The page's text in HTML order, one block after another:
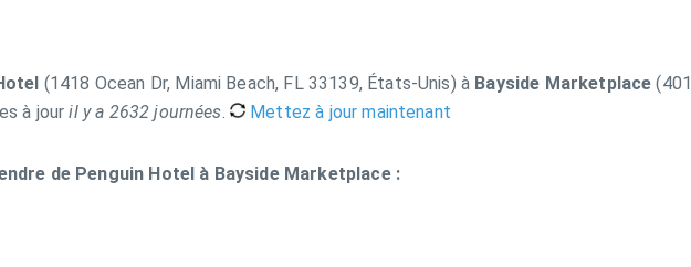
(1418 Ocean Dr, Miami Beach, FL 33139, États-Unis) à Bayside Marketplace
à jouril y a 2632 journées. Mettez à jour maintenant
de Penguin Hotel à Bayside Marketplace :